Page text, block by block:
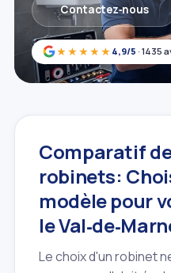
★★★★★ 4,9/5 · 1435
Contactez‑nous
Comparatif
robinets:
modèle pour
le
Le choix d'un robinet